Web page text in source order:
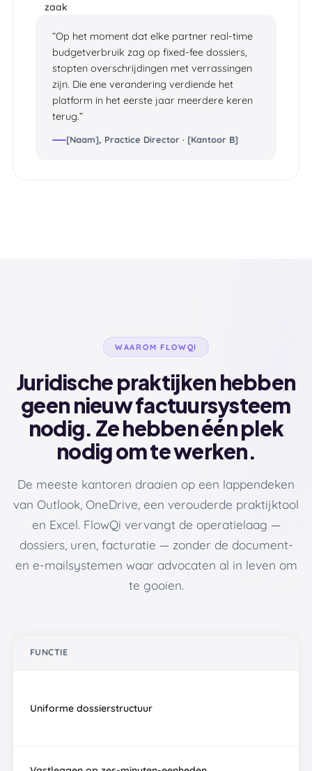
zaak
Op het moment dat elke partner real-time
budgetverbruik zag op fixed-fee dossiers,
stopten overschrijdingen met verrassingen
zijn. Die ene verandering verdiende het
platform in het eerste jaar meerdere keren
terug.
[Naam], Practice Director · [Kantoor B]
WAAROM FLOWQI
Juridische praktijken hebben
geen nieuw factuursysteem
nodig. Ze hebben één plek
nodig om te werken.
De meeste kantoren draaien op een lappendeken
van Outlook, OneDrive, een verouderde praktijktool
en Excel. FlowQi vervangt de operatielaag —
dossiers, uren, facturatie — zonder de document-
en e-mailsystemen waar advocaten al in leven om
te gooien.
FUNCTIE
Uniforme dossierstructuur